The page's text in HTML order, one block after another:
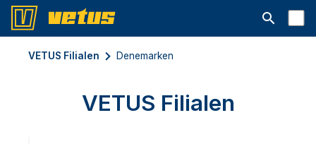
Open
VETUS Filialen Denemarken
VETUS Filialen